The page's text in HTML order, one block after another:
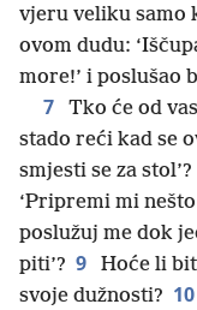
vjeru veliku samo
ovom dudu:
more!’ i poslušao
7
Tko će od
stado reći kad se
smjesti se za stol’?
‘Pripremi mi
poslužuj me dok
piti’? 9
Hoće li
svoje dužnosti? 10